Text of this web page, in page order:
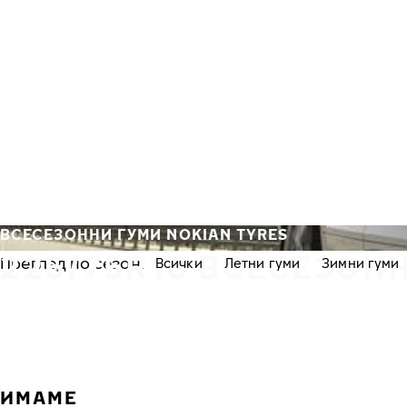
225/75R16
ВСЕСЕЗОННИ ГУМИ NOKIAN TYRES
Преглед по сезон: Всички Летни гуми Зимни гуми
ИМАМЕ